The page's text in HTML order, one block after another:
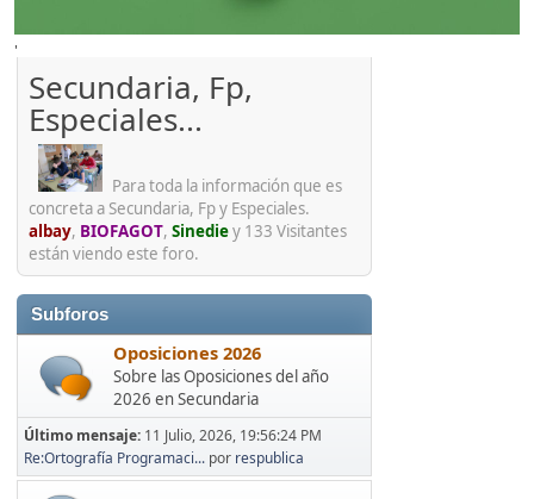
'
Secundaria, Fp,
Especiales...
Para toda la información que es
concreta a Secundaria, Fp y Especiales.
albay, BIOFAGOT, Sinediey 133 Visitantes
están viendo este foro.
Subforos
Oposiciones 2026
Sobre las Oposiciones del año
2026 en Secundaria
Último mensaje: 11 Julio, 2026, 19:56:24 PM
Re:Ortografía Programaci... por respublica